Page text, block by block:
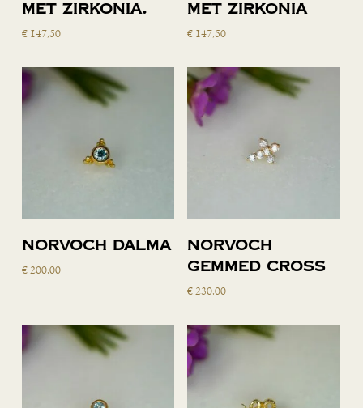
met zirkonia.
€147,50
met zirkonia
€ 147,50
Toevoegen
winkelwagen
Norvoch Dalma
€200,00
Toevoegen
aan
Norvoch
gemmed cross
€230,00